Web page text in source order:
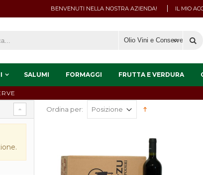
IL MIO
BENVENUTI NELLA NOSTRA AZIENDA!
SALUMI FORMAGGI FRUTTA E VERDURA
Ordina per: